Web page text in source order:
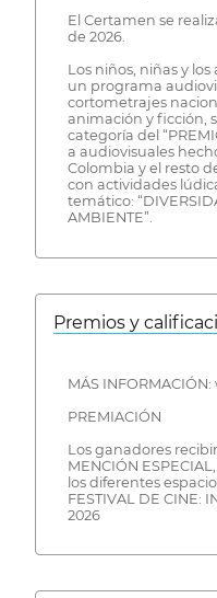
El Certamen se
de 2026.
Los niños, niñas y
un programa
cortometrajes
animación y ficción,
categoría del
a audiovisuales
Colombia y el resto
con actividades
temático:
AMBIENTE”.
Premios y
MÁS
PREMIACIÓN
Los ganadores
MENCIÓN
los diferentes
FESTIVAL DE CINE:
2026